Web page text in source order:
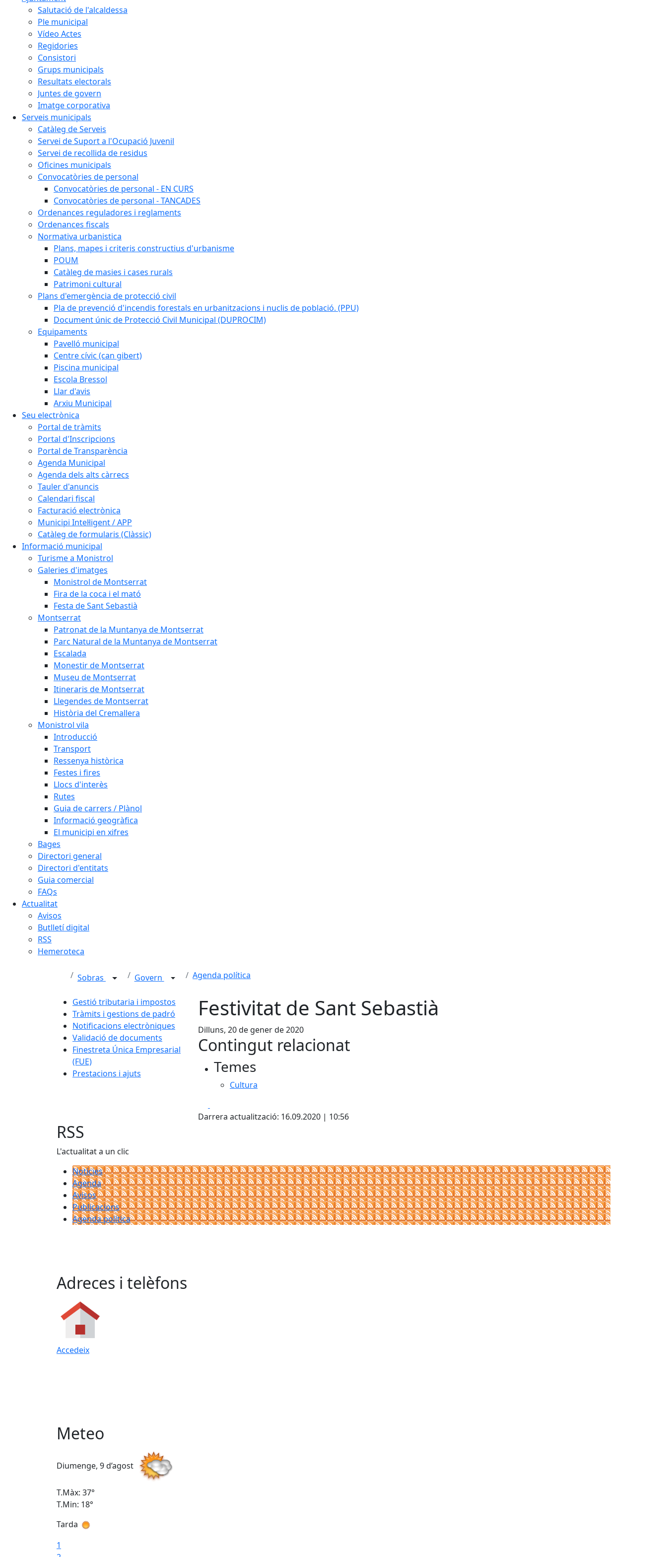
Salutació de l'alcaldessa
Ple municipal
Vídeo Actes
Regidories
Consistori
Grups municipals
Resultats electorals
Juntes de govern
Imatge corporativa
Serveis municipals
Catàleg de Serveis
Servei de Suport a l'Ocupació Juvenil
Servei de recollida de residus
Oficines municipals
Convocatòries de personal
Convocatòries de personal - EN CURS
Convocatòries de personal - TANCADES
Ordenances reguladores i reglaments
Ordenances fiscals
Normativa urbanistica
Plans, mapes i criteris constructius d'urbanisme
POUM
Catàleg de masies i cases rurals
Patrimoni cultural
Plans d'emergència de protecció civil
Pla de prevenció d'incendis forestals en urbanitzacions i nuclis de població. (PPU)
Document únic de Protecció Civil Municipal (DUPROCIM)
Equipaments
Pavelló municipal
Centre cívic (can gibert)
Piscina municipal
Escola Bressol
Llar d'avis
Arxiu Municipal
Seu electrònica
Portal de tràmits
Portal d'Inscripcions
Portal de Transparència
Agenda Municipal
Agenda dels alts càrrecs
Tauler d'anuncis
Calendari fiscal
Facturació electrònica
Municipi Intel·ligent / APP
Catàleg de formularis (Clàssic)
Informació municipal
Turisme a Monistrol
Galeries d'imatges
Monistrol de Montserrat
Fira de la coca i el mató
Festa de Sant Sebastià
Montserrat
Patronat de la Muntanya de Montserrat
Parc Natural de la Muntanya de Montserrat
Escalada
Monestir de Montserrat
Museu de Montserrat
Itineraris de Montserrat
Llegendes de Montserrat
Història del Cremallera
Monistrol vila
Introducció
Transport
Ressenya històrica
Festes i fires
Llocs d'interès
Rutes
Guia de carrers / Plànol
Informació geogràfica
El municipi en xifres
Bages
Directori general
Directori d'entitats
Guia comercial
FAQs
Actualitat
Avisos
Butlletí digital
RSS
Hemeroteca
Sobras Govern Agenda política
Gestió tributaria i impostos
Tràmits i gestions de padró
Notificacions electròniques
Validació de documents
Finestreta Única Empresarial
(FUE)
Prestacions i ajuts
Festivitat de Sant Sebastià
Dilluns, 20 de gener de 2020
Contingut relacionat
Temes
Cultura
Darrera actualització: 16.09.2020 | 10:56
RSS
L'actualitat a un clic
Notícies
Agenda
Avisos
Publicacions
Agenda política
Adreces i telèfons
Accedeix
Meteo
Diumenge, 9 d’agost
T.Màx: 37°
T.Min: 18°
Tarda
1